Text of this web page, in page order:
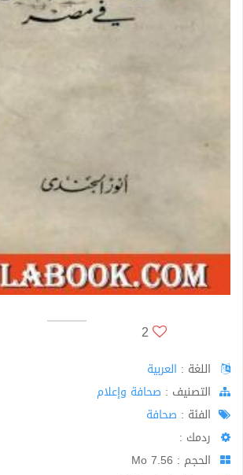
2
اللغة : العربية
اﻟﺘﺼﻨﻴﻒ : صحافة وإعلام
الفئة : صحافة
ردمك :
الحجم : 7.56 Mo